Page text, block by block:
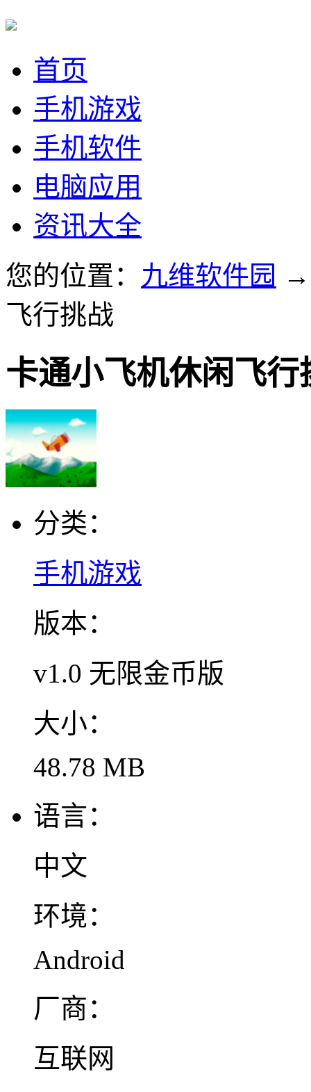
首页
手机游戏
手机软件
电脑应用
资讯大全
您的位置： 九维软件园
飞行挑战
卡通小飞机休闲飞行
分类：
手机游戏
版本：
v1.0 无限金币版
大小：
48.78 MB
语言：
中文
环境：
Android
厂商：
互联网